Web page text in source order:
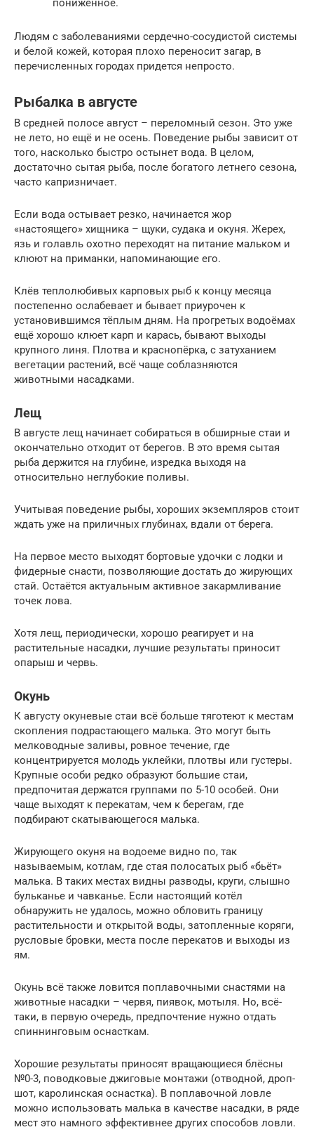
пониженное.
Людям с заболеваниями сердечно-сосудистой системы
и белой кожей, которая плохо переносит загар, в
перечисленных городах придется непросто.
Рыбалка в августе
В средней полосе август – переломный сезон. Это уже
не лето, но ещё и не осень. Поведение рыбы зависит от
того, насколько быстро остынет вода. В целом,
достаточно сытая рыба, после богатого летнего сезона,
часто капризничает.
Если вода остывает резко, начинается жор
«настоящего» хищника – щуки, судака и окуня. Жерех,
язь и голавль охотно переходят на питание мальком и
клюют на приманки, напоминающие его.
Клёв теплолюбивых карповых рыб к концу месяца
постепенно ослабевает и бывает приурочен к
установившимся тёплым дням. На прогретых водоёмах
ещё хорошо клюет карп и карась, бывают выходы
крупного линя. Плотва и краснопёрка, с затуханием
вегетации растений, всё чаще соблазняются
животными насадками.
Лещ
В августе лещ начинает собираться в обширные стаи и
окончательно отходит от берегов. В это время сытая
рыба держится на глубине, изредка выходя на
относительно неглубокие поливы.
Учитывая поведение рыбы, хороших экземпляров стоит
ждать уже на приличных глубинах, вдали от берега.
На первое место выходят бортовые удочки с лодки и
фидерные снасти, позволяющие достать до жирующих
стай. Остаётся актуальным активное закармливание
точек лова.
Хотя лещ, периодически, хорошо реагирует и на
растительные насадки, лучшие результаты приносит
опарыш и червь.
Окунь
К августу окуневые стаи всё больше тяготеют к местам
скопления подрастающего малька. Это могут быть
мелководные заливы, ровное течение, где
концентрируется молодь уклейки, плотвы или густеры.
Крупные особи редко образуют большие стаи,
предпочитая держатся группами по 5-10 особей. Они
чаще выходят к перекатам, чем к берегам, где
подбирают скатывающегося малька.
Жирующего окуня на водоеме видно по, так
называемым, котлам, где стая полосатых рыб «бьёт»
малька. В таких местах видны разводы, круги, слышно
бульканье и чавканье. Если настоящий котёл
обнаружить не удалось, можно обловить границу
растительности и открытой воды, затопленные коряги,
русловые бровки, места после перекатов и выходы из
ям.
Окунь всё также ловится поплавочными снастями на
животные насадки – червя, пиявок, мотыля. Но, всё-
таки, в первую очередь, предпочтение нужно отдать
спиннинговым оснасткам.
Хорошие результаты приносят вращающиеся блёсны
№0-3, поводковые джиговые монтажи (отводной, дроп-
шот, каролинская оснастка). В поплавочной ловле
можно использовать малька в качестве насадки, в ряде
мест это намного эффективнее других способов ловли.